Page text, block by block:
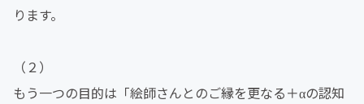
ります。
（２）
もう一つの目的は「絵師さんとのご縁を更なる＋αの認知